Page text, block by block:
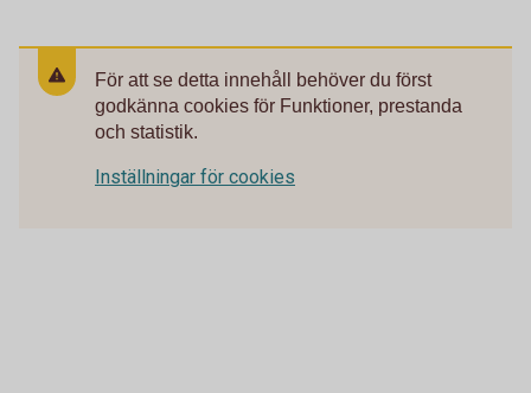
För att se detta innehåll behöver du först
godkänna cookies för Funktioner, prestanda
och statistik.
Inställningar för cookies